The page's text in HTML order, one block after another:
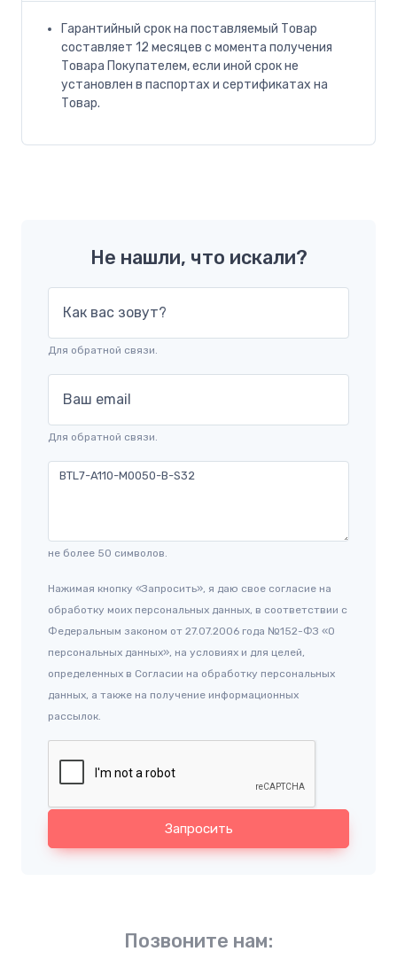
Гарантийный срок на поставляемый Товар
составляет 12 месяцев с момента получения
Товара Покупателем, если иной срок не
установлен в паспортах и сертификатах на
Товар.
Не нашли, что искали?
Как вас зовут?
Для обратной связи.
Ваш email
Для обратной связи.
не более 50 символов.
Нажимая кнопку «Запросить», я даю свое согласие на
обработку моих персональных данных, в соответствии с
Федеральным законом от 27.07.2006 года №152-ФЗ «О
персональных данных», на условиях и для целей,
определенных в Согласии на обработку персональных
данных, а также на получение информационных
рассылок.
Запросить
Позвоните нам: